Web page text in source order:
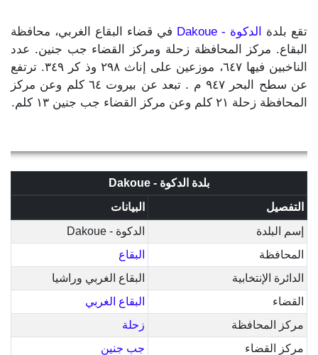
تقع بلدة الدكوة - Dakoue
في قضاء البقاع الغربي، محافظة
البقاع. مركز المحافظة زحلة ومركز القضاء جب جنين. عدد
الناخبين فيها ٦٤٧، موزعين على إناث ٢٩٨ وذ كر ٣٤٩. ترتفع
عن سطح البحر ٩٤٧ م . تبعد عن بيروت ٦٤ كلم وعن مركز
المحافظة زحلة ٢١ كلم وعن مركز القضاء جب جنين ١٣ كلم.
بلدة الدكوة - Dakoue
التفصيل
البيانات
إسم البلدة
الدكوة - Dakoue
المحافظة
البقاع
الدائرة الإنتخابية
البقاع الغربي وراشيا
القضاء
البقاع الغربي
مركز المحافظة
زحلة
مركز القضاء
جب جنين